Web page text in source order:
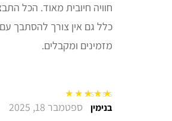
חוויה חיובית מאוד. הכל
כלל גם אין צורך להסתבך
מזמינים ומקבלים.
דורג5מתוך 5בנימין ספטמבר 18, 2025